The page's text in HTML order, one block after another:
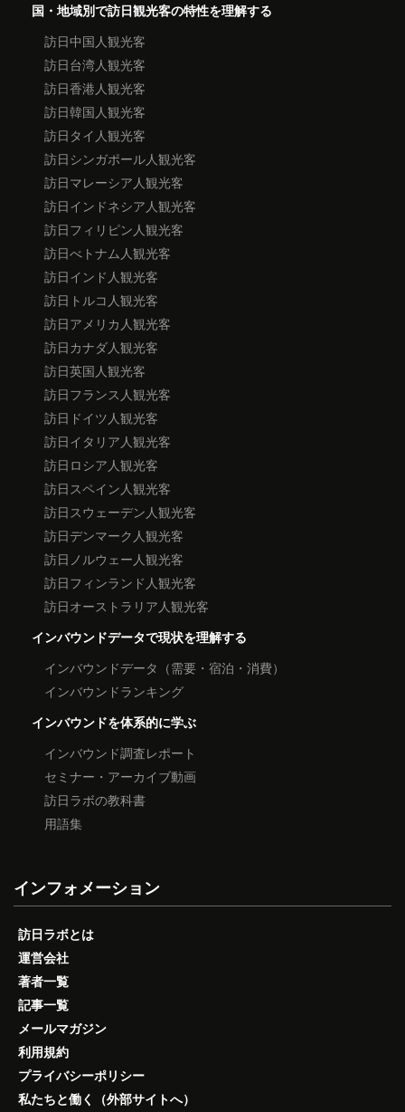
国・地域別で訪日観光客の特性を理解する
訪日中国人観光客
訪日台湾人観光客
訪日香港人観光客
訪日韓国人観光客
訪日タイ人観光客
訪日シンガポール人観光客
訪日マレーシア人観光客
訪日インドネシア人観光客
訪日フィリピン人観光客
訪日べトナム人観光客
訪日インド人観光客
訪日トルコ人観光客
訪日アメリカ人観光客
訪日カナダ人観光客
訪日英国人観光客
訪日フランス人観光客
訪日ドイツ人観光客
訪日イタリア人観光客
訪日ロシア人観光客
訪日スペイン人観光客
訪日スウェーデン人観光客
訪日デンマーク人観光客
訪日ノルウェー人観光客
訪日フィンランド人観光客
訪日オーストラリア人観光客
インバウンドデータで現状を理解する
インバウンドデータ（需要・宿泊・消費）
インバウンドランキング
インバウンドを体系的に学ぶ
インバウンド調査レポート
セミナー・アーカイブ動画
訪日ラボの教科書
用語集
インフォメーション
訪日ラボとは
運営会社
著者一覧
記事一覧
メールマガジン
利用規約
プライバシーポリシー
私たちと働く（外部サイトへ）